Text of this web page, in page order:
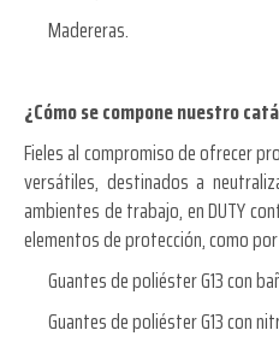
Madereras.
¿Cómo se compone nuestro
Fieles al compromiso de ofrecer
versátiles, destinados a
ambientes de trabajo, en DUTY
elementos de protección, como
Guantes de poliéster G13 con
Guantes de poliéster G13 con